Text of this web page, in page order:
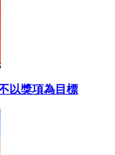
以獎項為目標